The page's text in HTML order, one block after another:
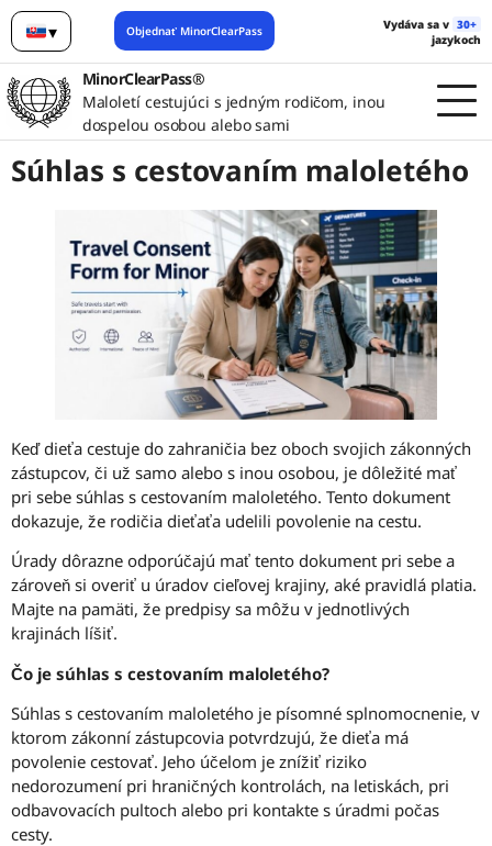
▾
Slovenčina
Objednať MinorClearPass Vydáva sa v 30+
jazykoch
MinorClearPass®
Maloletí cestujúci s jedným rodičom, inou
dospelou osobou alebo sami
Súhlas s cestovaním maloletého
Keď dieťa cestuje do zahraničia bez oboch svojich zákonných
zástupcov, či už samo alebo s inou osobou, je dôležité mať
pri sebe súhlas s cestovaním maloletého. Tento dokument
dokazuje, že rodičia dieťaťa udelili povolenie na cestu.
Úrady dôrazne odporúčajú mať tento dokument pri sebe a
zároveň si overiť u úradov cieľovej krajiny, aké pravidlá platia.
Majte na pamäti, že predpisy sa môžu v jednotlivých
krajinách líšiť.
Čo je súhlas s cestovaním maloletého?
Súhlas s cestovaním maloletého je písomné splnomocnenie, v
ktorom zákonní zástupcovia potvrdzujú, že dieťa má
povolenie cestovať. Jeho účelom je znížiť riziko
nedorozumení pri hraničných kontrolách, na letiskách, pri
odbavovacích pultoch alebo pri kontakte s úradmi počas
cesty.